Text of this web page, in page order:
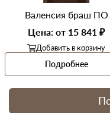
Дизайн
Тип
Покрытие двери
Валенсия браш ПО
Цена: от 15 841 ₽
Добавить в корзину
Подробнее